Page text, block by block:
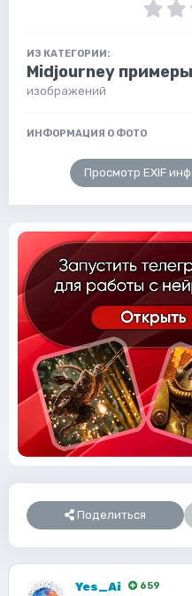
ИЗ КАТЕГОРИИ:
Midjourney
изображений
ИНФОРМАЦИЯ О ФОТО
Просмотр EXIF
Поделиться
Yes_Ai 659